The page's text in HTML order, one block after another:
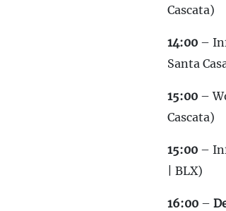
Cascata)
14:00 –
Santa
15:00 –
Cascata)
15:00 –
| BLX)
16:00 –